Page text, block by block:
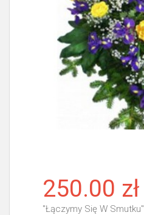
250.00 zł
"Łączymy Się W Smutku"